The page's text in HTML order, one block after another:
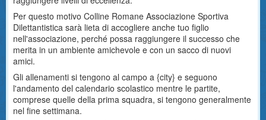
Per questo motivo Colline Romane Associazione Sportiva
Dilettantistica sarà lieta di accogliere anche tuo figlio
nell'associazione, perché possa raggiungere il successo che
merita in un ambiente amichevole e con un sacco di nuovi
amici.
Gli allenamenti si tengono al campo a {city} e seguono
l'andamento del calendario scolastico mentre le partite,
comprese quelle della prima squadra, si tengono generalmente
nel fine settimana.